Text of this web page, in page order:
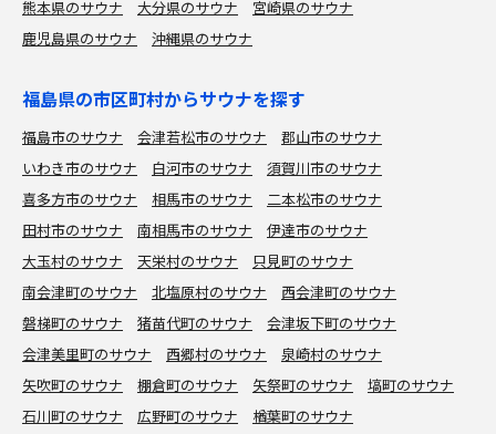
熊本県のサウナ
大分県のサウナ
宮崎県のサウナ
鹿児島県のサウナ
沖縄県のサウナ
福島県の市区町村からサウナを探す
福島市のサウナ 会津若松市のサウナ
郡山市のサウナ
いわき市のサウナ
白河市のサウナ
須賀川市のサウナ
喜多方市のサウナ
相馬市のサウナ
二本松市のサウナ
田村市のサウナ
南相馬市のサウナ
伊達市のサウナ
大玉村のサウナ
天栄村のサウナ
只見町のサウナ
南会津町のサウナ
北塩原村のサウナ
西会津町のサウナ
磐梯町のサウナ
猪苗代町のサウナ
会津坂下町のサウナ
会津美里町のサウナ
西郷村のサウナ
泉崎村のサウナ
矢吹町のサウナ
棚倉町のサウナ 矢祭町のサウナ
塙町のサウナ
石川町のサウナ
広野町のサウナ
楢葉町のサウナ